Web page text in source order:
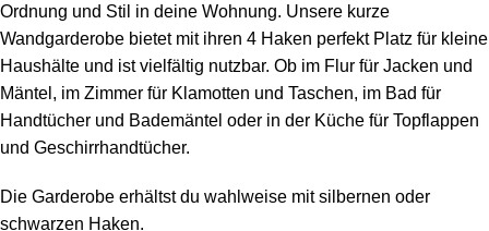
Ordnung und Stil in deine Wohnung. Unsere kurze
Wandgarderobe bietet mit ihren 4 Haken perfekt Platz für kleine
Haushälte und ist vielfältig nutzbar. Ob im Flur für Jacken und
Mäntel, im Zimmer für Klamotten und Taschen, im Bad für
Handtücher und Bademäntel oder in der Küche für Topflappen
und Geschirrhandtücher.
Die Garderobe erhältst du wahlweise mit silbernen oder
schwarzen Haken.